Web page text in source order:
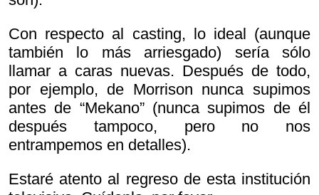
Con respecto al casting, lo ideal (aunque
también lo más arriesgado) sería sólo
llamar a caras nuevas. Después de todo,
por ejemplo, de Morrison nunca supimos
antes de “Mekano” (nunca supimos de él
después tampoco, pero no nos
entrampemos en detalles).
Estaré atento al regreso de esta institución